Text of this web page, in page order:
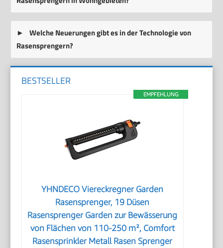
Welche Neuerungen gibt es in der Technologie von
Rasensprengern?
BESTSELLER
EMPFEHLUNG
YHNDECO Viereckregner Garden
Rasensprenger, 19 Düsen
Rasensprenger Garden zur Bewässerung
von Flächen von 110-250 m², Comfort
Rasensprinkler Metall Rasen Sprenger